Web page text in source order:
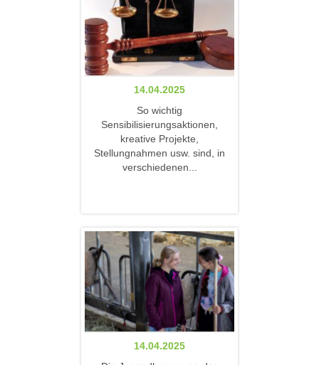
14.04.2025
So wichtig
Sensibilisierungsaktionen,
kreative Projekte,
Stellungnahmen usw. sind, in
verschiedenen...
14.04.2025